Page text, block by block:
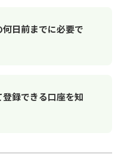
日前までに必要で
録できる口座を知